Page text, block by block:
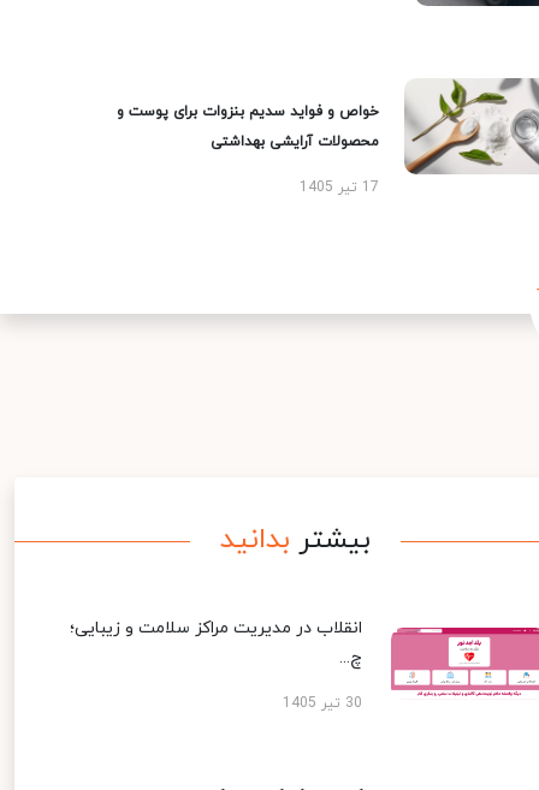
خواص و فواید سدیم بنزوات برای پوست و
محصولات آرایشی بهداشتی
17 تیر 1405
بیشتر بدانید
انقلاب در مدیریت مراکز سلامت و زیبایی؛
چ...
30 تیر 1405